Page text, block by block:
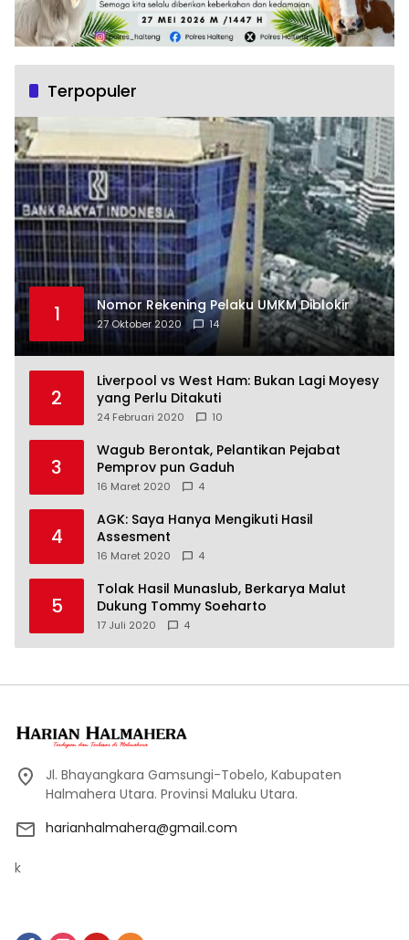
Terpopuler
1 Nomor Rekening Pelaku UMKM Diblokir
27 Oktober 2020 14
2
Liverpool vs West Ham: Bukan Lagi Moyesy
yang Perlu Ditakuti
24 Februari 2020 10
3
Wagub Berontak, Pelantikan Pejabat
Pemprov pun Gaduh
16 Maret 2020 4
4
AGK: Saya Hanya Mengikuti Hasil
Assesment
16 Maret 2020 4
5
Tolak Hasil Munaslub, Berkarya Malut
Dukung Tommy Soeharto
17 Juli 2020 4
Jl. Bhayangkara Gamsungi-Tobelo, Kabupaten
Halmahera Utara. Provinsi Maluku Utara.
harianhalmahera@gmail.com
k